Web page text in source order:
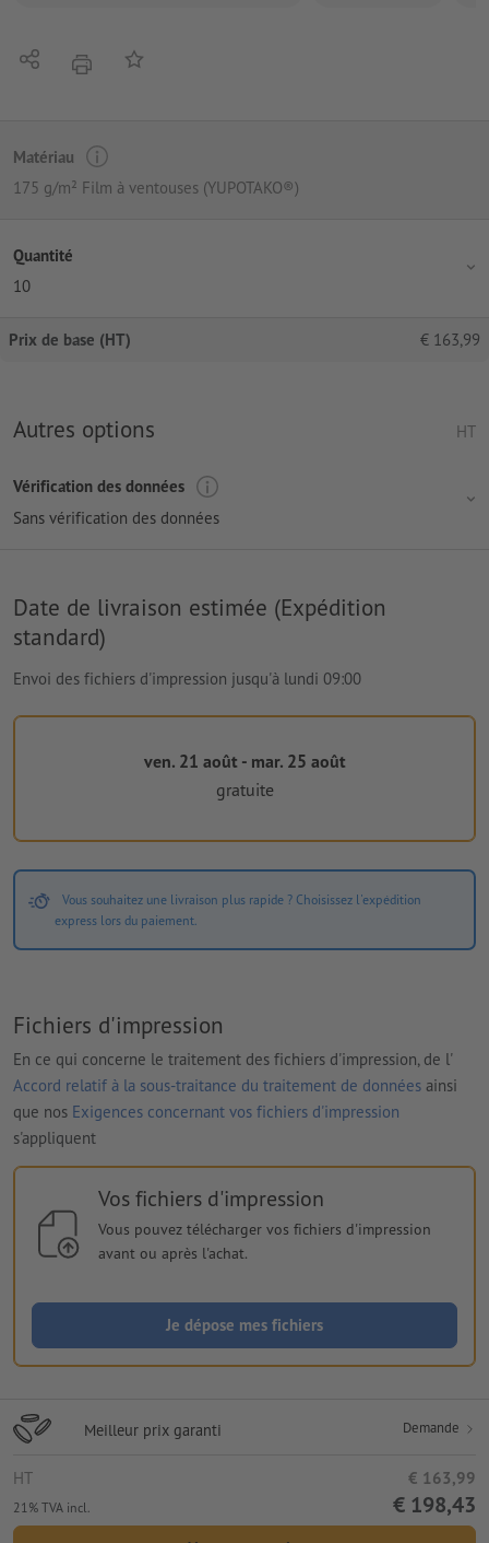
PartagerimprimerAjouter à liste d'article
Matériau
175 g/m² Film à ventouses (YUPOTAKO®)
Quantité
10
Prix de base (HT) € 163,99
Autres options HT
Vérification des données
Sans vérification des données
Date de livraison estimée (Expédition
standard)
Envoi des fichiers d'impression jusqu'à lundi 09:00
ven. 21 août - mar. 25 août
gratuite
Vous souhaitez une livraison plus rapide ? Choisissez l'expédition
express lors du paiement.
Fichiers d'impression
En ce qui concerne le traitement des fichiers d'impression, de l'
Accord relatif à la sous-traitance du traitement de données ainsi
que nos Exigences concernant vos fichiers d'impression
s'appliquent
Vos fichiers d'impression
Vous pouvez télécharger vos fichiers d'impression
avant ou après l'achat.
Je dépose mes fichiers
Meilleur prix garanti Demande
HT € 163,99
21% TVA incl. € 198,43